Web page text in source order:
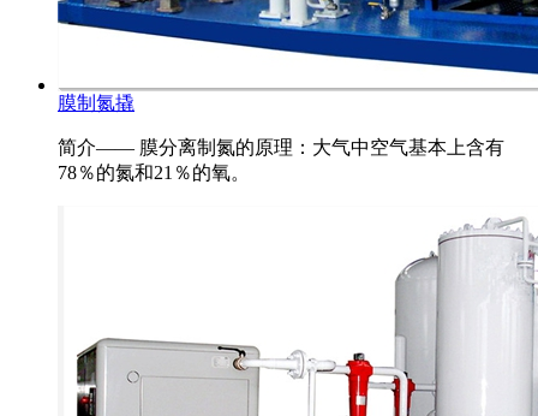
膜制氮撬
简介—— 膜分离制氮的原理：大气中空气基本上含有
78％的氮和21％的氧。